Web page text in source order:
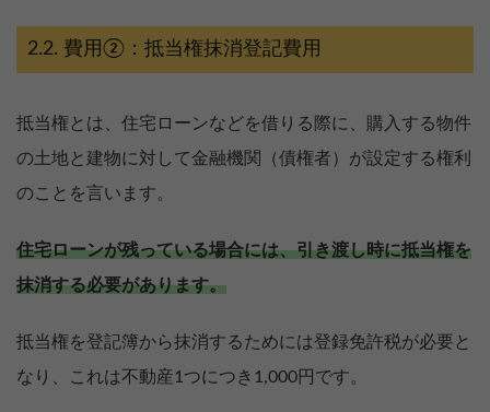
費用②：抵当権抹消登記費用
抵当権とは、住宅ローンなどを借りる際に、購入する物件
の土地と建物に対して金融機関（債権者）が設定する権利
のことを言います。
住宅ローンが残っている場合には、引き渡し時に抵当権を
抹消する必要があります。
抵当権を登記簿から抹消するためには登録免許税が必要と
なり、これは不動産1つにつき1,000円です。